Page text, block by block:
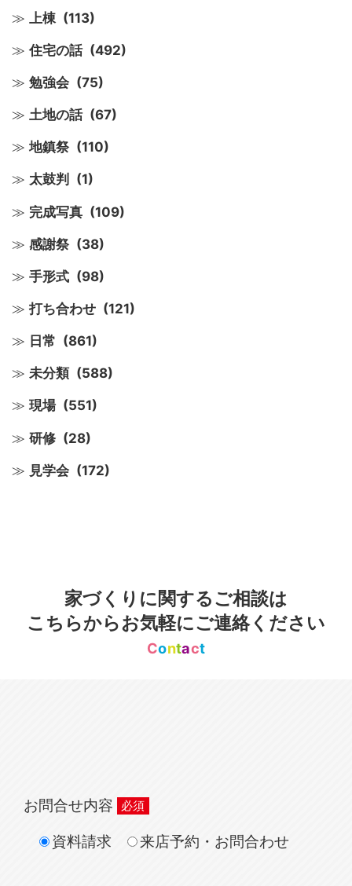
上棟 (113)
住宅の話 (492)
勉強会 (75)
土地の話 (67)
地鎮祭 (110)
太鼓判 (1)
完成写真 (109)
感謝祭 (38)
手形式 (98)
打ち合わせ (121)
日常 (861)
未分類 (588)
現場 (551)
研修 (28)
見学会 (172)
家づくりに関するご相談は
こちらからお気軽にご連絡ください
Contact
お問合せ内容
資料請求
来店予約・お問合わせ